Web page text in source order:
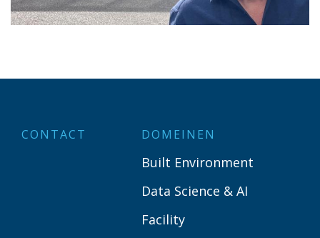
CONTACT DOMEINEN
Built Environment
Data Science & AI
Facility